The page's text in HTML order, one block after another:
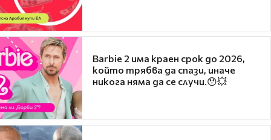
Barbie 2 има краен срок до 2026,
който трябва да спази, иначе
никога няма да се случи.😯💥